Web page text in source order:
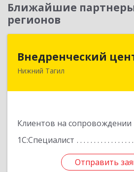
Ближайшие
регионов
Внедренческий
Нижний Тагил
Клиентов на сопровождении
1С:Специалист
Отправить
Внедренческий
622030, Свердловская
Отправить